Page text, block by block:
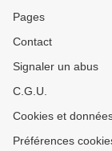
Pages
Contact
Signaler un abus
C.G.U.
Cookies et
Préférences